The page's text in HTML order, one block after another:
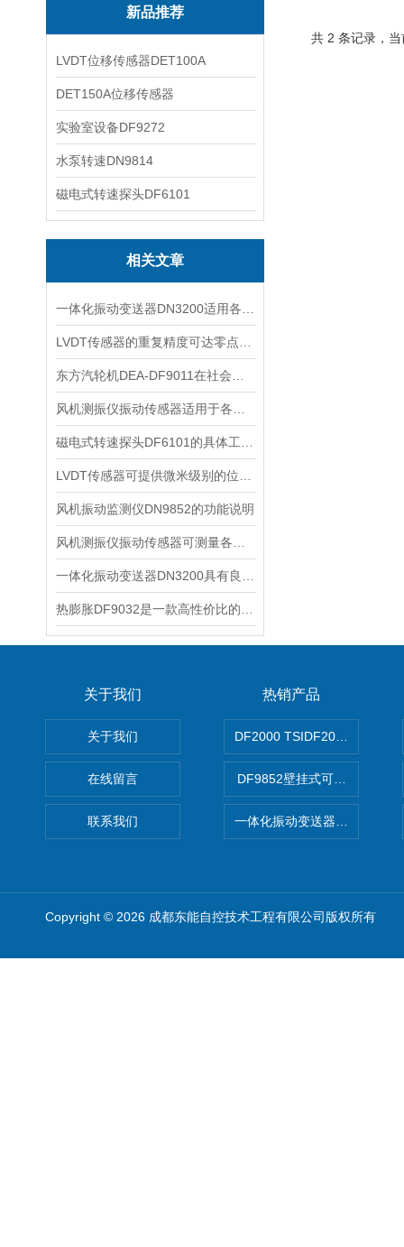
新品推荐
LVDT位移传感器DET100A
DET150A位移传感器
实验室设备DF9272
水泵转速DN9814
磁电式转速探头DF6101
相关文章
风机振动监测仪DN9852的功能说明
共 2 条记录，
关于我们
关于我们
在线留言
联系我们
热销产品
DF2000 TSIDF2000可编程
DF9852壁挂式可编程双通道
一体化振动变送器DN3200
Copyright © 2026 成都东能自控技术工程有限公司版权所有